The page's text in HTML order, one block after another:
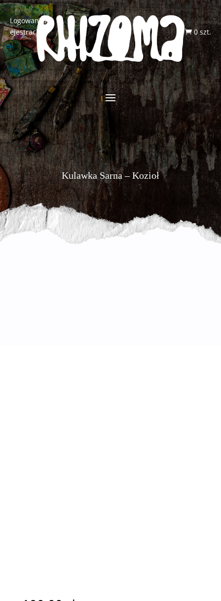
Logowanie/R
ejestracja
 0 szt.
Kulawka Sarna – Kozioł